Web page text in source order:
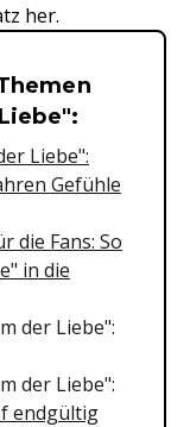
her.
Liebe":
Gefühle
die Fans: So
in die
der Liebe":
der Liebe":
endgültig